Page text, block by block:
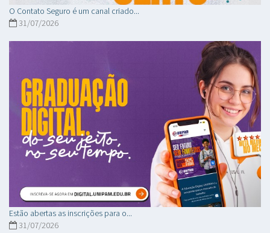
O Contato Seguro é um canal criado...
31/07/2026
Estão abertas as inscrições para o...
31/07/2026